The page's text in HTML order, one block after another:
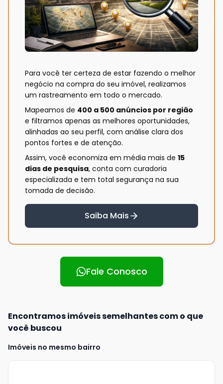
Para você ter certeza de estar fazendo o melhor
negócio na compra do seu imóvel, realizamos
um rastreamento em todo o mercado.
Mapeamos de 400 a 500 anúncios por região
e filtramos apenas as melhores oportunidades,
alinhadas ao seu perfil, com análise clara dos
pontos fortes e de atenção.
Assim, você economiza em média mais de 15
dias de pesquisa, conta com curadoria
especializada e tem total segurança na sua
tomada de decisão.
Saiba Mais
Fale Conosco
Encontramos imóveis semelhantes com o que
você buscou
Imóveis no mesmo bairro